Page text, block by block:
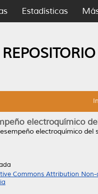
Estadísticas
electroquímico
electroquímico
Commons Attribution